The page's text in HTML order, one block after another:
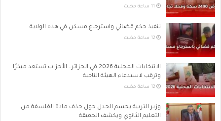
تنفيذ حكم قضائي واسترجاع مسكن في هذه الولاية
‏12 ساعة مضت
الانتخابات المحلية 2026 في الجزائر.. الأحزاب تستعد مبكرًا
وترقب لاستدعاء الهيئة الناخبة
‏12 ساعة مضت
وزير التربية يحسم الجدل حول حذف مادة الفلسفة من
التعليم الثانوي ويكشف الحقيقة